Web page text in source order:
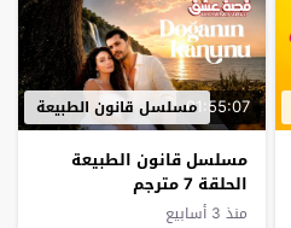
01:55:07مسلسل قانون الطبيعة
مسلسل قانون الطبيعة
الحلقة 7 مترجم
منذ 3 أسابيع